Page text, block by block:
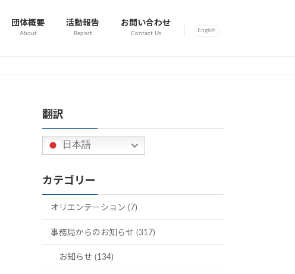
団体概要
About
活動報告
Report
お問い合わせ
Contact Us English
翻訳
日本語
カテゴリー
オリエンテーション (7)
事務局からのお知らせ (317)
お知らせ (134)